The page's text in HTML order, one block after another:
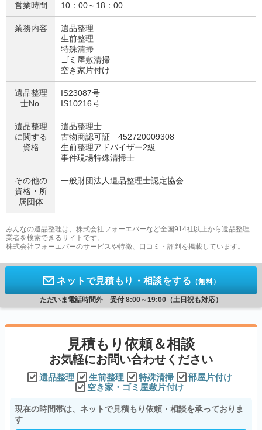
営業時間 10：00～18：00
業務内容
遺品整理
生前整理
特殊清掃
ゴミ屋敷清掃
空き家片付け
遺品整理
士No.
IS23087号
IS10216号
遺品整理
に関する
資格
遺品整理士
古物商認可証 452720009308
生前整理アドバイザー2級
事件現場特殊清掃士
その他の
資格・ 所
属団体
一般財団法人遺品整理士認定協会
みんなの遺品整理は、株式会社フォーエバーなど全国914社以上から遺品整理
業者を検索できるサイトです。
株式会社フォーエバーのサービスや特徴、口コミ・評判を掲載しています。
ネットで見積もり・相談をする （無料）
ただいま電話時間外 受付 8:00～19:00（土日祝も対応）
見積もり依頼＆相談
お気軽にお問い合わせください
遺品整理 生前整理 特殊清掃
部屋片付け
空き家・ゴミ屋敷片付け
現在の時間帯は、ネットで見積もり依頼・相談を承っておりま
す